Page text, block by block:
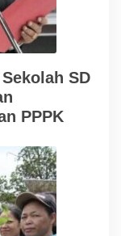
SD
PPPK